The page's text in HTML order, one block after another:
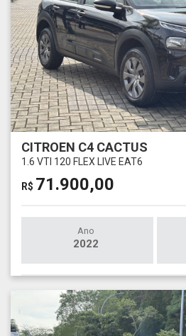
CITROEN C4 CACTUS
1.6 VTI 120 FLEX LIVE EAT6
R$ 71.900,00
Ano
2022